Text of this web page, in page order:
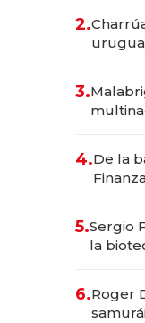
2.
3.
4.De la
5.Sergio
la
6.Roger